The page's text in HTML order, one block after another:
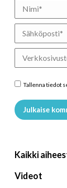
Nimi *
Sähköposti *
Verkkosivusto
Tallenna tiedot
Julkaise
Kaikki
Videot